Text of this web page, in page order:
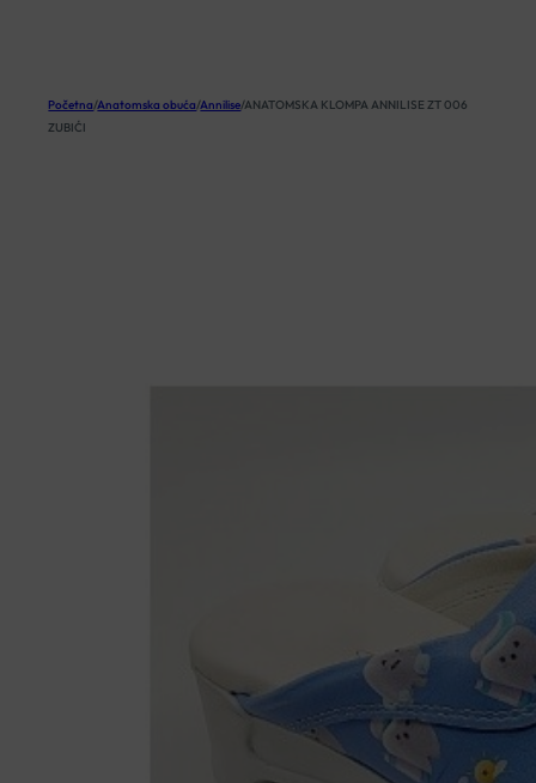
Početna/Anatomska obuća/Annilise/ANATOMSKA KLOMPA ANNILISE ZT 006
ZUBIĆI